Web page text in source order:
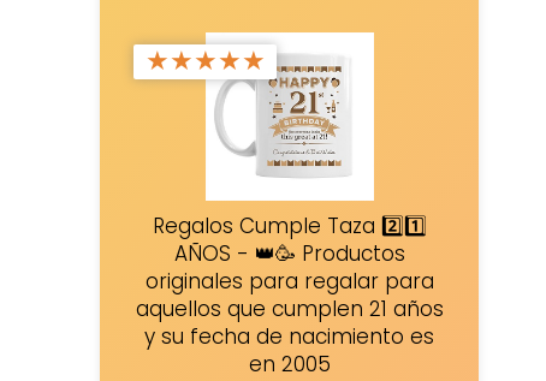
★★★★★
Regalos Cumple Taza 2️⃣1️⃣
AÑOS - 👑🥳 Productos
originales para regalar para
aquellos que cumplen 21 años
y su fecha de nacimiento es
en 2005